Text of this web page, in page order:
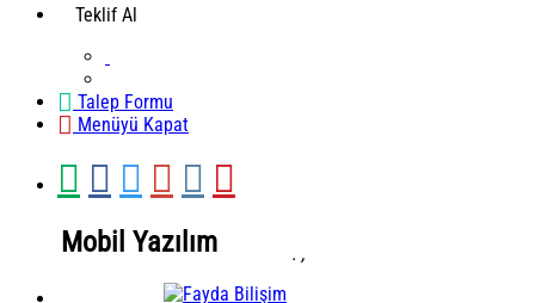
Teklif Al
Talep Formu
Menüyü Kapat
Mobil Yazılım . ,